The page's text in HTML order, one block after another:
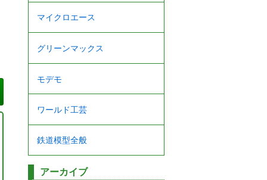
マイクロエース
グリーンマックス
モデモ
ワールド工芸
鉄道模型全般
アーカイブ